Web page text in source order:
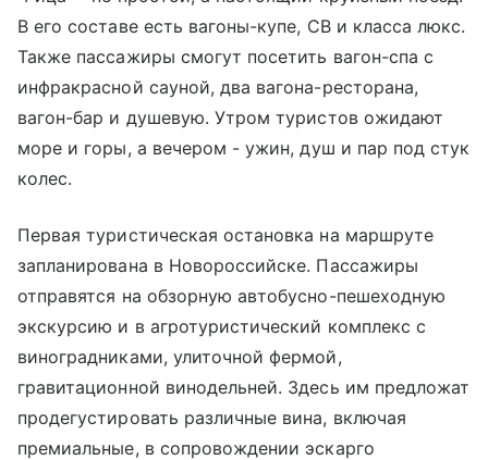
В его составе есть вагоны-купе, СВ и класса люкс.
Также пассажиры смогут посетить вагон-спа с
инфракрасной сауной, два вагона-ресторана,
вагон-бар и душевую. Утром туристов ожидают
море и горы, а вечером - ужин, душ и пар под стук
колес.
Первая туристическая остановка на маршруте
запланирована в Новороссийске. Пассажиры
отправятся на обзорную автобусно-пешеходную
экскурсию и в агротуристический комплекс с
виноградниками, улиточной фермой,
гравитационной винодельней. Здесь им предложат
продегустировать различные вина, включая
премиальные, в сопровождении эскарго